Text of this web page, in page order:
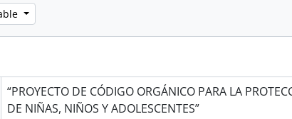
“PROYECTO DE CÓDIGO ORGÁNICO PARA LA
DE NIÑAS, NIÑOS Y ADOLESCENTES”